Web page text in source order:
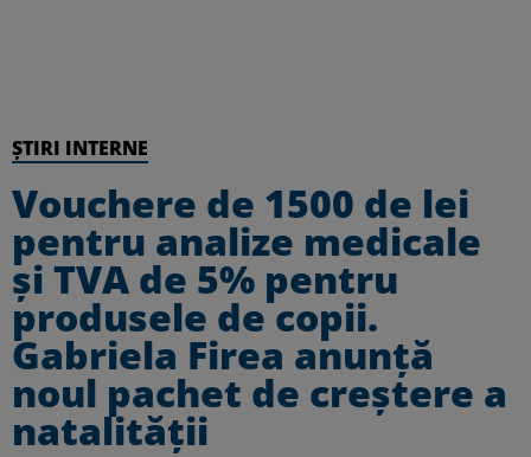
ȘTIRI INTERNE
Vouchere de 1500 de lei
pentru analize medicale
şi TVA de 5% pentru
produsele de copii.
Gabriela Firea anunţă
noul pachet de creştere a
natalităţii